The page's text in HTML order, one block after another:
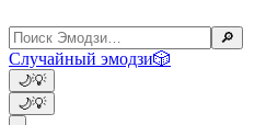
🔎
Случайный эмодзи🎲
🌙💡
🌙💡